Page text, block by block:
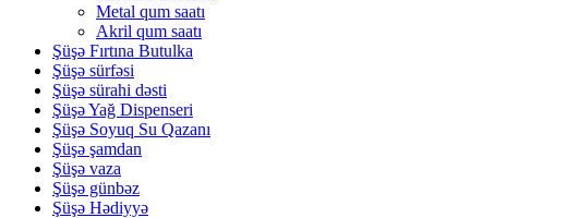
Metal qum saatı
Akril qum saatı
Şüşə Fırtına Butulka
Şüşə sürfəsi
Şüşə sürahi dəsti
Şüşə Yağ Dispenseri
Şüşə Soyuq Su Qazanı
Şüşə şamdan
Şüşə vaza
Şüşə günbəz
Şüşə Hədiyyə